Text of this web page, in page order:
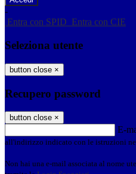
-
Entra con SPID Entra con CIE
Seleziona utente
button close ×
Recupero password
button close ×
E-
all'indirizzo indicato con le istruzioni
Non hai una e-mail associata al nome